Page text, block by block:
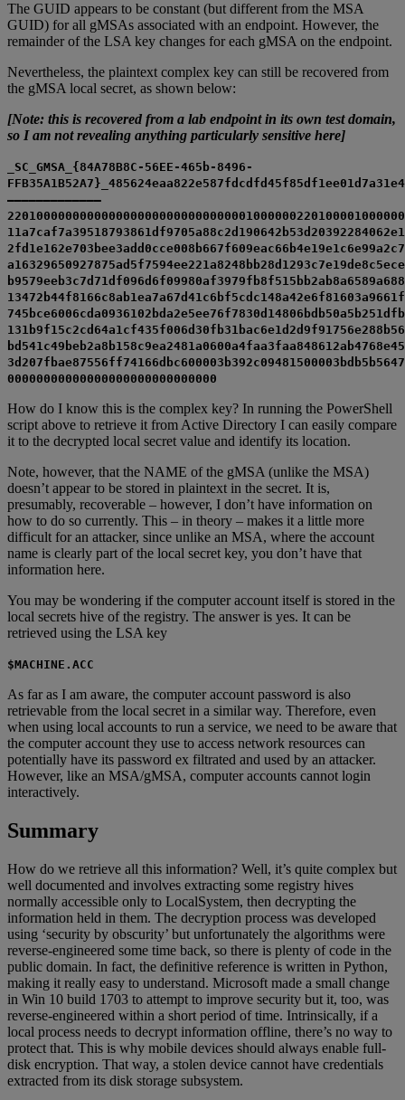
The GUID appears to be constant (but different from the MSA
GUID) for all gMSAs associated with an endpoint. However, the
remainder of the LSA key changes for each gMSA on the endpoint.
Nevertheless, the plaintext complex key can still be recovered from
the gMSA local secret, as shown below:
[Note: this is recovered from a lab endpoint in its own test domain,
so I am not revealing anything particularly sensitive here]
_SC_GMSA_{84A78B8C-56EE-465b-8496-
————————————–
00000000000000000000000000000
How do I know this is the complex key? In running the PowerShell
script above to retrieve it from Active Directory I can easily compare
it to the decrypted local secret value and identify its location.
Note, however, that the NAME of the gMSA (unlike the MSA)
doesn’t appear to be stored in plaintext in the secret. It is,
presumably, recoverable – however, I don’t have information on
how to do so currently. This – in theory – makes it a little more
difficult for an attacker, since unlike an MSA, where the account
name is clearly part of the local secret key, you don’t have that
information here.
You may be wondering if the computer account itself is stored in the
local secrets hive of the registry. The answer is yes. It can be
retrieved using the LSA key
$MACHINE.ACC
As far as I am aware, the computer account password is also
retrievable from the local secret in a similar way. Therefore, even
when using local accounts to run a service, we need to be aware that
the computer account they use to access network resources can
potentially have its password ex filtrated and used by an attacker.
However, like an MSA/gMSA, computer accounts cannot login
interactively.
Summary
How do we retrieve all this information? Well, it’s quite complex but
well documented and involves extracting some registry hives
normally accessible only to LocalSystem, then decrypting the
information held in them. The decryption process was developed
using ‘security by obscurity’ but unfortunately the algorithms were
reverse-engineered some time back, so there is plenty of code in the
public domain. In fact, the definitive reference is written in Python,
making it really easy to understand. Microsoft made a small change
in Win 10 build 1703 to attempt to improve security but it, too, was
reverse-engineered within a short period of time. Intrinsically, if a
local process needs to decrypt information offline, there’s no way to
protect that. This is why mobile devices should always enable full-
disk encryption. That way, a stolen device cannot have credentials
extracted from its disk storage subsystem.